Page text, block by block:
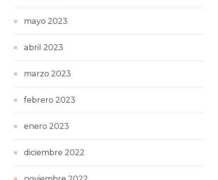
mayo 2023
abril 2023
marzo 2023
febrero 2023
enero 2023
diciembre 2022